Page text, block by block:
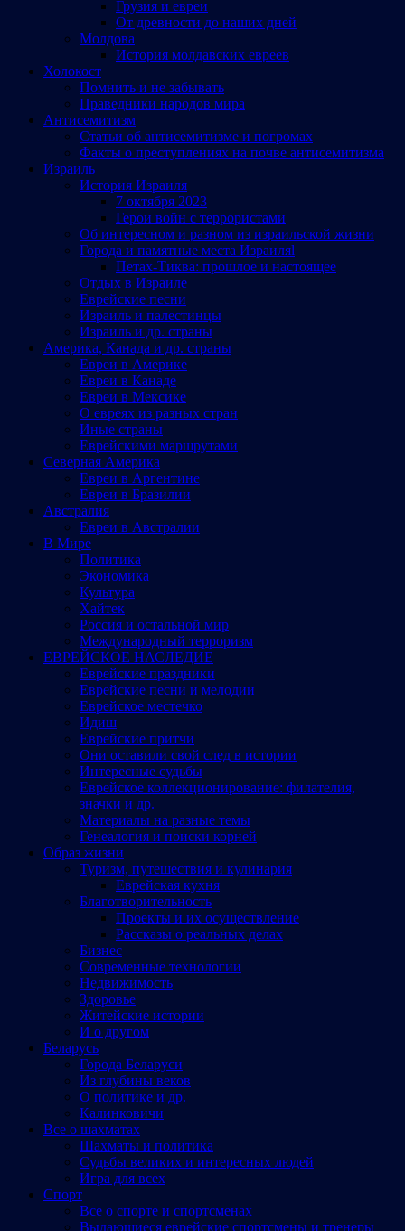
Грузия и евреи
От древности до наших дней
Молдова
История молдавских евреев
Холокост
Помнить и не забывать
Праведники народов мира
Антисемитизм
Статьи об антисемитизме и погромах
Факты о преступлениях на почве антисемитизма
Израиль
История Израиля
7 октября 2023
Герои войн с террористами
Об интересном и разном из израильской жизни
Города и памятные места Израиляl
Петах-Тиква: прошлое и настоящее
Отдых в Израиле
Еврейские песни
Израиль и палестинцы
Израиль и др. страны
Америка, Канада и др. страны
Евреи в Америке
Евреи в Канаде
Евреи в Мексике
О евреях из разных стран
Иные страны
Еврейскими маршрутами
Северная Америка
Евреи в Аргентине
Евреи в Бразилии
Австралия
Евреи в Австралии
В Мире
Политика
Экономика
Культура
Хайтек
Россия и остальной мир
Международный терроризм
ЕВРЕЙСКОЕ НАСЛЕДИЕ
Еврейские праздники
Еврейские песни и мелодии
Еврейское местечко
Идиш
Еврейские притчи
Они оставили свой след в истории
Интересные судьбы
Еврейское коллекционирование: филателия,
значки и др.
Материалы на разные темы
Генеалогия и поиски корней
Образ жизни
Туризм, путешествия и кулинария
Еврейская кухня
Благотворительность
Проекты и их осуществление
Рассказы о реальных делах
Бизнес
Современные технологии
Недвижимость
Здоровье
Житейские истории
И о другом
Беларусь
Города Беларуси
Из глубины веков
О политике и др.
Калинковичи
Все о шахматах
Шахматы и политика
Судьбы великих и интересных людей
Игра для всех
Спорт
Все о спорте и спортсменах
Выдающиеся еврейские спортсмены и тренеры